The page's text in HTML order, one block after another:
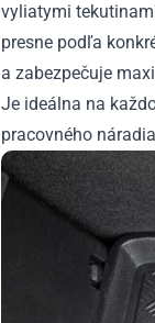
vyliatymi
presne podľa
a zabezpečuje
Je ideálna na
pracovného